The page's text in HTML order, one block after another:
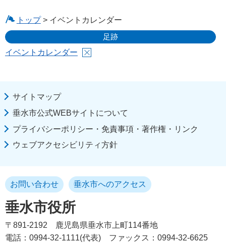
トップ> イベントカレンダー
足跡
イベントカレンダー
サイトマップ
垂水市公式WEBサイトについて
プライバシーポリシー・免責事項・著作権・リンク
ウェブアクセシビリティ方針
垂水市役所
お問い合わせ 垂水市へのアクセス
〒891-2192
鹿児島県垂水市上町114番地
電話：0994-32-1111(代表)
ファックス：0994-32-6625